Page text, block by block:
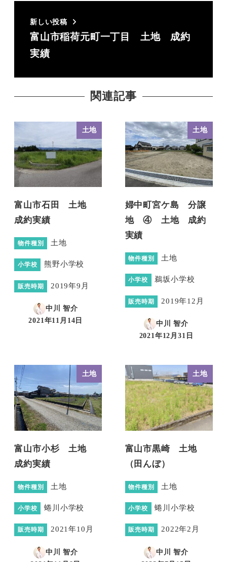
新しい投稿
富山市稲荷元町一丁目 土地 成約
実績
関連記事
土地
富山市石田 土地
成約実績
物件種別 土地
小学校 熊野小学校
販売時期 2019年9月
中川 智介
投稿日
2021年11月14日
土地
婦中町宮ケ島 分譲
地 ④ 土地 成約
実績
物件種別 土地
小学校 鵜坂小学校
販売時期 2019年12月
中川 智介
投稿日
2021年12月31日
土地
富山市小杉 土地
成約実績
物件種別 土地
小学校 蜷川小学校
販売時期 2021年10月
中川 智介
土地
富山市黒崎 土地
（田んぼ）
物件種別 土地
小学校 蜷川小学校
販売時期 2022年2月
中川 智介